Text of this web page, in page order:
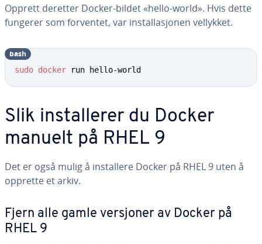
Opprett deretter Docker-bildet «hello-world». Hvis dette
fungerer som forventet, var installasjonen vellykket.
sudo docker run hello-world
bash
Slik installerer du Docker
manuelt på RHEL 9
Det er også mulig å installere Docker på RHEL 9 uten å
opprette et arkiv.
Fjern alle gamle versjoner av Docker på
RHEL 9